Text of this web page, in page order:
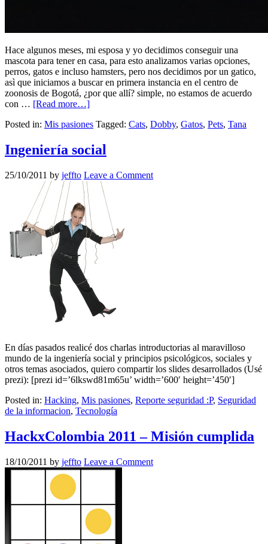
Hace algunos meses, mi esposa y yo decidimos conseguir una
mascota para tener en casa, para esto analizamos varias opciones,
perros, gatos e incluso hamsters, pero nos decidimos por un gatico,
asì que iniciamos a buscar en primera instancia en el centro de
zoonosis de Bogotá, ¿por que allí? simple, no estamos de acuerdo
con … [Read more…]
Posted in: Mis pasiones Tagged: Cats, Dobby, Gatos, Pets, Tana
Ingeniería social
25/10/2011 by jeffto Leave a Comment
En días pasados realicé dos charlas introductorias al maravilloso
mundo de la ingeniería social y principios psicológicos, sociales y
otros temas asociados, quiero compartir los slides desarrollados (Usé
prezi): [prezi id=’6lkswd81m65u’ width=’600′ height=’450′]
Posted in: Hacking, Mis pasiones, Reporte seguridad :P, Seguridad
de la informacion, Tecnología
HackxColombia 2011 – Misión cumplida
18/10/2011 by jeffto Leave a Comment